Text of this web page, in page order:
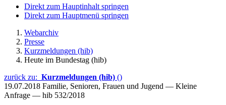
Direkt zum Hauptinhalt springen
Direkt zum Hauptmenü springen
Webarchiv
Presse
Kurzmeldungen (hib)
Heute im Bundestag (hib)
zurück zu: Kurzmeldungen (hib) ()
19.07.2018 Familie, Senioren, Frauen und Jugend — Kleine
Anfrage — hib 532/2018